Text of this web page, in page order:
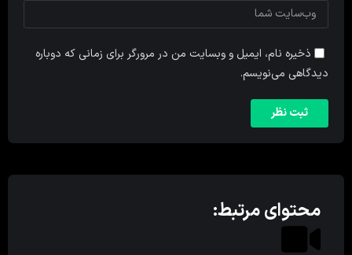
ذخیره نام، ایمیل و وبسایت من در مرورگر برای زمانی که دوباره
دیدگاهی می‌نویسم.
محتوای مرتبط: